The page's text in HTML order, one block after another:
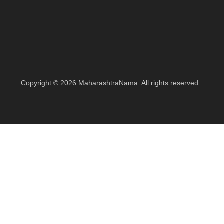
Copyright © 2026 MaharashtraNama. All rights reserved.